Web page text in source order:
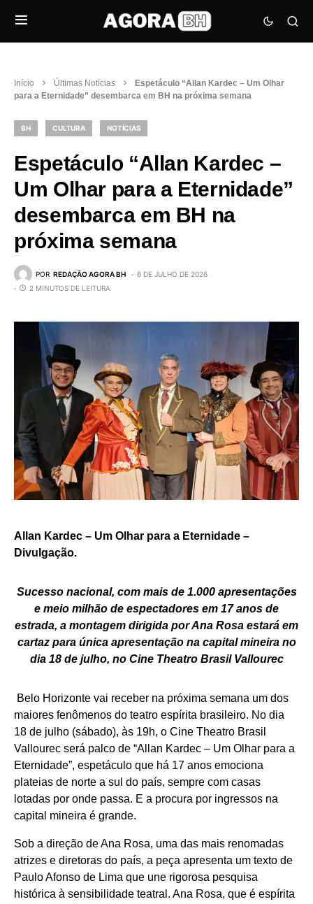
Início Últimas Notícias
Espetáculo “Allan Kardec – Um Olhar
para a Eternidade” desembarca em BH na próxima semana
BH CULTURA NOTÍCIAS
Espetáculo “Allan Kardec –
Um Olhar para a Eternidade”
desembarca em BH na
próxima semana
POR REDAÇÃO AGORA BH
6 DE JULHO DE 2026
2 MINUTOS DE LEITURA
Allan Kardec – Um Olhar para a Eternidade –
Divulgação.
Sucesso nacional, com mais de 1.000 apresentações
e meio milhão de espectadores em 17 anos de
estrada, a montagem dirigida por Ana Rosa estará em
cartaz para única apresentação na capital mineira no
dia 18 de julho, no Cine Theatro Brasil Vallourec
Belo Horizonte vai receber na próxima semana um dos
maiores fenômenos do teatro espírita brasileiro. No dia
18 de julho (sábado), às 19h, o Cine Theatro Brasil
Vallourec será palco de “Allan Kardec – Um Olhar para a
Eternidade”, espetáculo que há 17 anos emociona
plateias de norte a sul do país, sempre com casas
lotadas por onde passa. E a procura por ingressos na
capital mineira é grande.
Sob a direção de Ana Rosa, uma das mais renomadas
atrizes e diretoras do país, a peça apresenta um texto de
Paulo Afonso de Lima que une rigorosa pesquisa
histórica à sensibilidade teatral. Ana Rosa, que é espírita